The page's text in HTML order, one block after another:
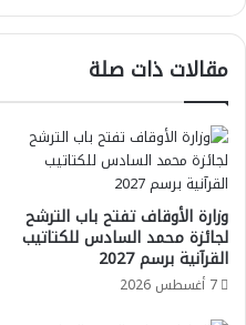
مقالات ذات صلة
وزارة الأوقاف تفتح باب الترشح
لجائزة محمد السادس للكتاتيب
القرآنية برسم 2027
7 أغسطس 2026